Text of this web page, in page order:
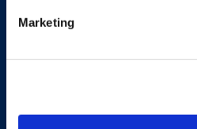
Marketing
TRASFORMAZIONE DIGITALE.